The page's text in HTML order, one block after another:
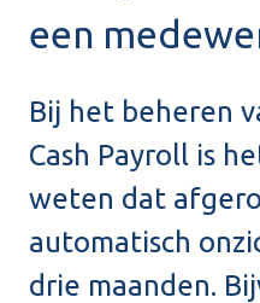
een
Bij het beheren
Cash Payroll is
weten dat
automatisch
drie maanden.